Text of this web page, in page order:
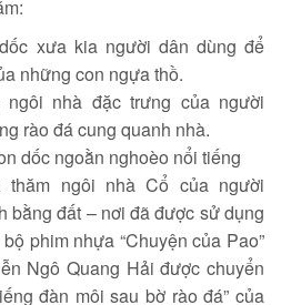
xưa kia người dân dùng để
những con ngựa thồ.
ngôi nhà đặc trưng của người
rào đá cung quanh nhà.
dốc ngoằn nghoèo nổi tiếng
thăm ngôi nhà Cổ của người
bằng đất – nơi đã được sử dụng
phim nhựa “Chuyện của Pao”
Ngô Quang Hải được chuyển
đàn môi sau bờ rào đá” của